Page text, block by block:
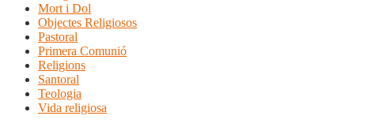
Mort i Dol
Objectes Religiosos
Pastoral
Primera Comunió
Religions
Santoral
Teologia
Vida religiosa